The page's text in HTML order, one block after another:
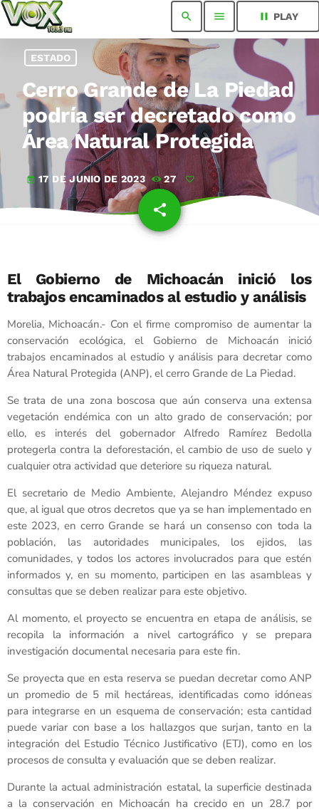
search menu pause PLAY
ESTADO
Cerro Grande de La Piedad
podría ser decretado como
Área Natural Protegida
today 17 DE JUNIO DE 2023 27
share
email
El Gobierno de Michoacán inició los
trabajos encaminados al estudio y análisis
Morelia, Michoacán.- Con el firme compromiso de aumentar la
conservación ecológica, el Gobierno de Michoacán inició
trabajos encaminados al estudio y análisis para decretar como
Área Natural Protegida (ANP), el cerro Grande de La Piedad.
Se trata de una zona boscosa que aún conserva una extensa
vegetación endémica con un alto grado de conservación; por
ello, es interés del gobernador Alfredo Ramírez Bedolla
protegerla contra la deforestación, el cambio de uso de suelo y
cualquier otra actividad que deteriore su riqueza natural.
El secretario de Medio Ambiente, Alejandro Méndez expuso
que, al igual que otros decretos que ya se han implementado en
este 2023, en cerro Grande se hará un consenso con toda la
población, las autoridades municipales, los ejidos, las
comunidades, y todos los actores involucrados para que estén
informados y, en su momento, participen en las asambleas y
consultas que se deben realizar para este objetivo.
Al momento, el proyecto se encuentra en etapa de análisis, se
recopila la información a nivel cartográfico y se prepara
investigación documental necesaria para este fin.
Se proyecta que en esta reserva se puedan decretar como ANP
un promedio de 5 mil hectáreas, identificadas como idóneas
para integrarse en un esquema de conservación; esta cantidad
puede variar con base a los hallazgos que surjan, tanto en la
integración del Estudio Técnico Justificativo (ETJ), como en los
procesos de consulta y evaluación que se deben realizar.
Durante la actual administración estatal, la superficie destinada
a la conservación en Michoacán ha crecido en un 28.7 por